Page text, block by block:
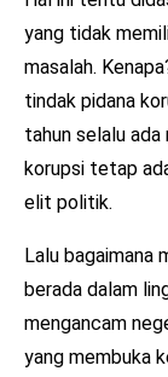
yang tidak
masalah.
tindak pidana
tahun selalu ada
korupsi tetap
elit politik.
Lalu bagaimana
berada dalam
mengancam
yang membuka